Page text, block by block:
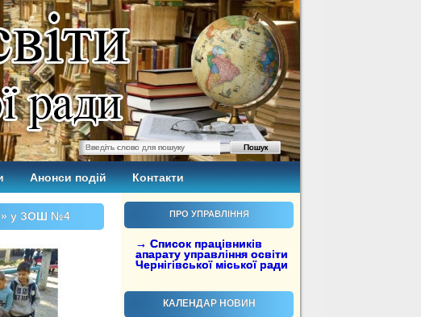
Анонси подій Контакти
ПРО УПРАВЛІННЯ
→ Список працівників
апарату управління освіти
Чернігівської міської ради
КАЛЕНДАР НОВИН
у ЗОШ №4